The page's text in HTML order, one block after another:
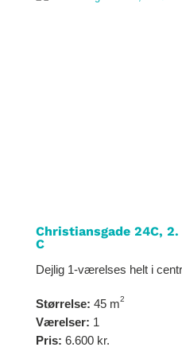
Christiansgade 24C,
C
Dejlig 1-værelses helt i
Størrelse: 45 m2
Værelser: 1
Pris: 6.600 kr.